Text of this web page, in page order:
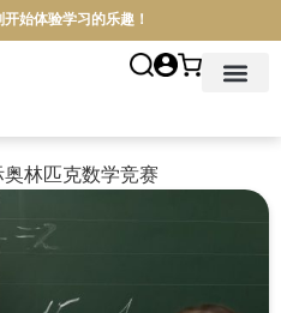
始体验学习的乐趣！
林匹克数学竞赛